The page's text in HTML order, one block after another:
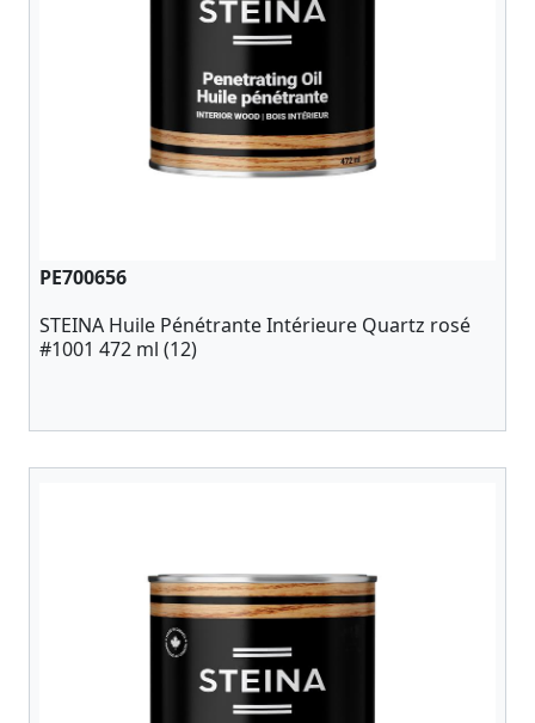
PE700656
STEINA Huile Pénétrante Intérieure Quartz rosé
#1001 472 ml (12)